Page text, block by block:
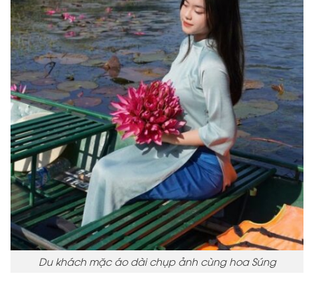
Du khách mặc áo dài chụp ảnh cùng hoa Súng